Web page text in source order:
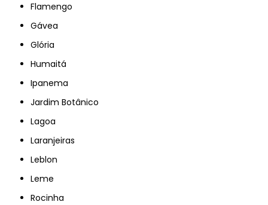
Flamengo
Gávea
Glória
Humaitá
Ipanema
Jardim Botânico
Lagoa
Laranjeiras
Leblon
Leme
Rocinha